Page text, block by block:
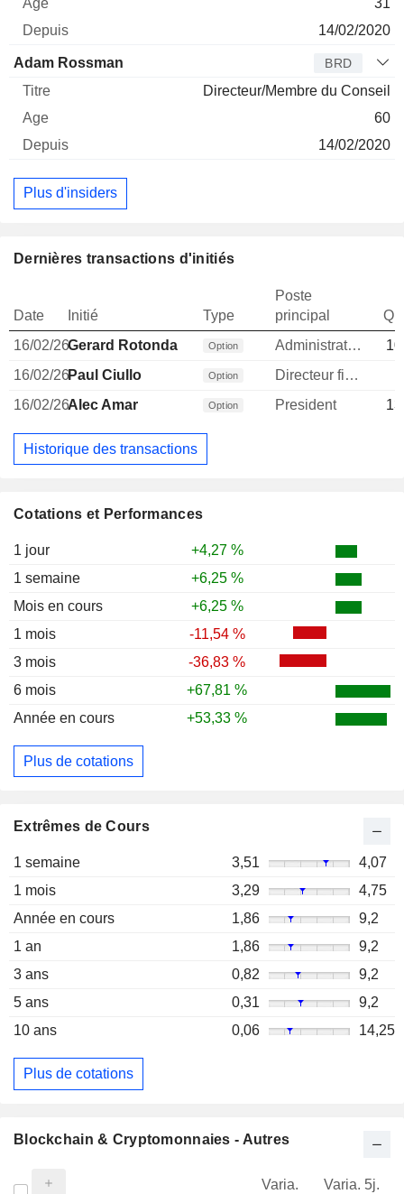
Cotations et Performances
1 jour
+4,27 %
1 semaine
+6,25 %
Mois en cours
+6,25 %
1 mois
-11,54 %
3 mois
-36,83 %
6 mois
+67,81 %
Année en cours
+53,33 %
Plus de cotations
Extrêmes de Cours
1 semaine 3,51
4,07
1 mois
3,29
4,75
Année en cours
1,86
9,2
1 an
1,86
9,2
3 ans
0,82
9,2
5 ans
0,31
9,2
10 ans
0,06 14,25
Plus de cotations
14/02/2020
Adam Rossman BRD
Directeur/Membre du Conseil
60
14/02/2020
Plus d'insiders
Dernières transactions d'initiés
Date Initié Type
Poste
principal
16/02/26Gerard Rotonda Option Administrateur
16/02/26Paul Ciullo Option Directeur financier
16/02/26Alec Amar Option President
Historique des transactions
Blockchain & Cryptomonnaies - Autres
Varia. Varia. 5j.